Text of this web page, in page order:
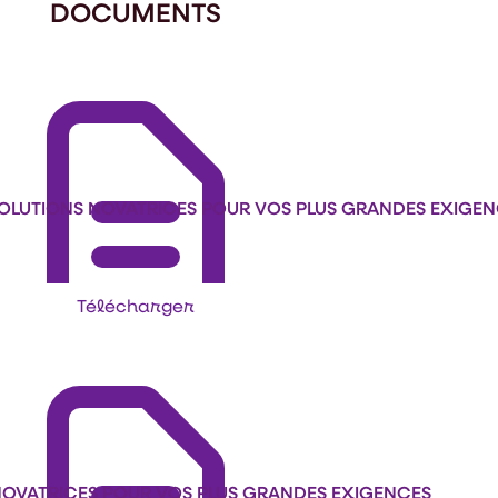
DOCUMENTS
NOVATRICES POUR VOS PLUS GRANDES
Télécharger
POUR VOS PLUS GRANDES EXIGENCES